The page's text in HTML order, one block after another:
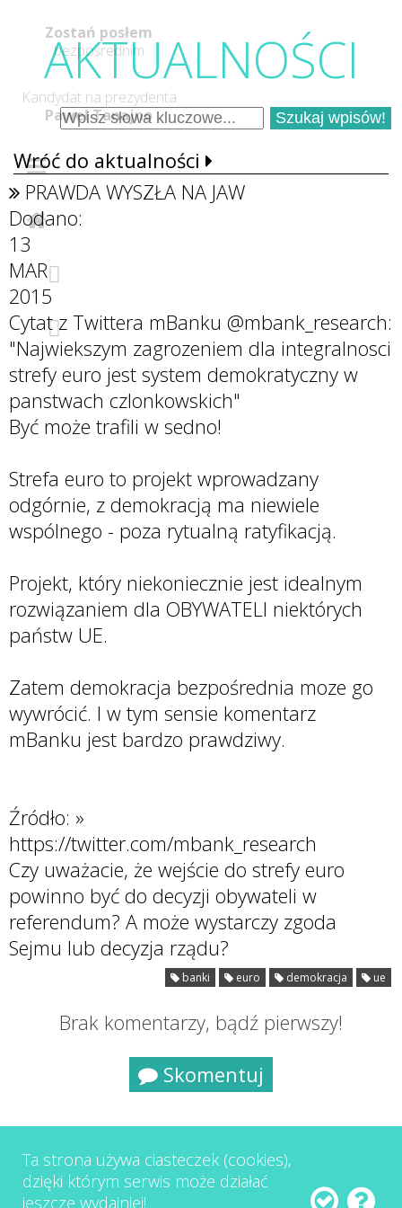
Ta strona używa ciasteczek (cookies),
dzięki którym serwis może działać
jeszcze wydajniej!
AKTUALNOŚCI
Wróć do aktualności
PRAWDA WYSZŁA NA JAW
Dodano:
13
MAR
2015
Cytat z Twittera mBanku @mbank_research:
Najwiekszym zagrozeniem dla integralnosci
strefy euro jest system demokratyczny w
panstwach czlonkowskich
Być może trafili w sedno!
Strefa euro to projekt wprowadzany
odgórnie, z demokracją ma niewiele
wspólnego - poza rytualną ratyfikacją.
Projekt, który niekoniecznie jest idealnym
rozwiązaniem dla OBYWATELI niektórych
państw UE.
Zatem demokracja bezpośrednia moze go
wywrócić. I w tym sensie komentarz
mBanku jest bardzo prawdziwy.
Źródło: »
https://twitter.com/mbank_research
Czy uważacie, że wejście do strefy euro
powinno być do decyzji obywateli w
referendum? A może wystarczy zgoda
Sejmu lub decyzja rządu?
banki euro demokracja ue
Brak komentarzy, bądź pierwszy!
Skomentuj
Zostań posłem
bezpośrednim
Kandydat na prezydenta
Paweł Tanajno